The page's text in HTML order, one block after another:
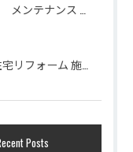
ナンス 住宅塗装
ォーム 施工技術
Posts